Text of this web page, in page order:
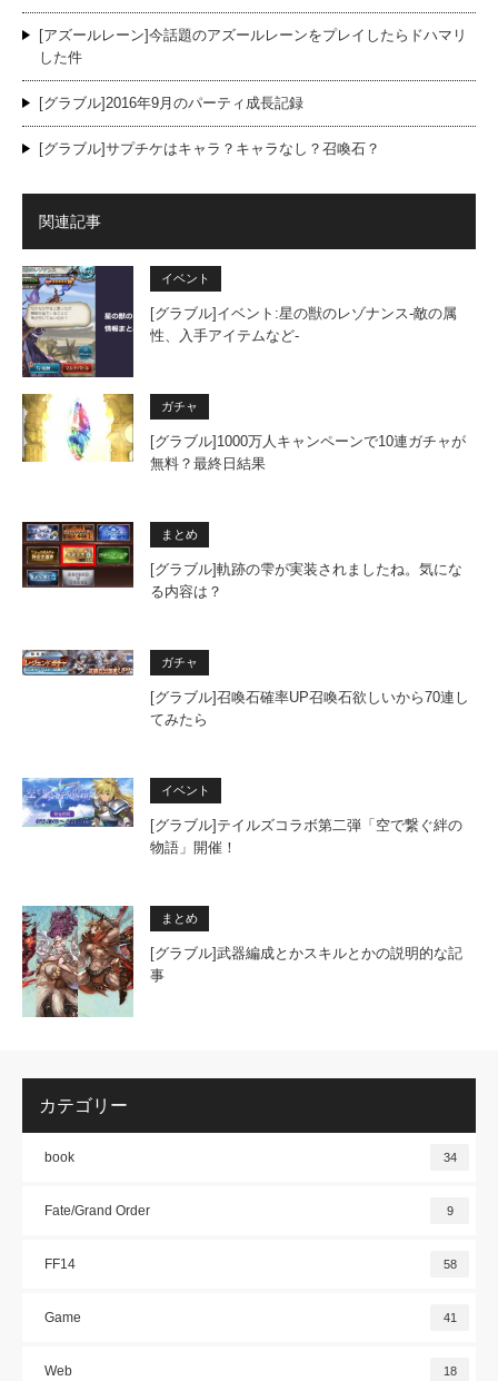
[アズールレーン]今話題のアズールレーンをプレイしたらドハマリ
した件
[グラブル]2016年9月のパーティ成長記録
[グラブル]サプチケはキャラ？キャラなし？召喚石？
関連記事
イベント
[グラブル]イベント:星の獣のレゾナンス-敵の属
性、入手アイテムなど-
ガチャ
[グラブル]1000万人キャンペーンで10連ガチャが
無料？最終日結果
まとめ
[グラブル]軌跡の雫が実装されましたね。気にな
る内容は？
ガチャ
[グラブル]召喚石確率UP召喚石欲しいから70連し
てみたら
イベント
[グラブル]テイルズコラボ第二弾「空で繋ぐ絆の
物語」開催！
まとめ
[グラブル]武器編成とかスキルとかの説明的な記
事
カテゴリー
book 34
Fate/Grand Order 9
FF14 58
Game 41
Web 18